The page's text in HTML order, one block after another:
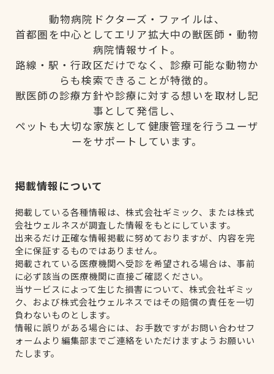
動物病院ドクターズ・ファイルは、
首都圏を中心としてエリア拡大中の獣医師・動物
病院情報サイト。
路線・駅・行政区だけでなく、診療可能な動物か
らも検索できることが特徴的。
獣医師の診療方針や診療に対する想いを取材し記
事として発信し、
ペットも大切な家族として健康管理を行うユーザ
ーをサポートしています。
掲載情報について
掲載している各種情報は、株式会社ギミック、または株式
会社ウェルネスが調査した情報をもとにしています。
出来るだけ正確な情報掲載に努めておりますが、内容を完
全に保証するものではありません。
掲載されている医療機関へ受診を希望される場合は、事前
に必ず該当の医療機関に直接ご確認ください。
当サービスによって生じた損害について、株式会社ギミッ
ク、および株式会社ウェルネスではその賠償の責任を一切
負わないものとします。
情報に誤りがある場合には、お手数ですがお問い合わせフ
ォームより編集部までご連絡をいただけますようお願いい
たします。